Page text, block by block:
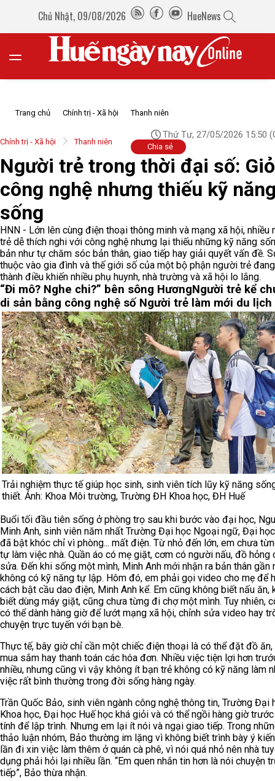
Chủ Nhật, 09/08/2026 HueNews
Trang chủ Chính trị - Xã hội Thanh niên
Chính trị - Xã hội Thanh niên
Thứ Tư, 27/05/2026 15:50
Chia sẻ
Người trẻ trong thời đại số:
công nghệ nhưng thiếu kỹ
sống
HNN - Lớn lên cùng điện thoại thông minh và mạng xã hội, nhiều
trẻ dễ thích nghi với công nghệ nhưng lại thiếu những kỹ năng
bản như tự chăm sóc bản thân, giao tiếp hay giải quyết vấn đề.
thuộc vào gia đình và thế giới số của một bộ phận người trẻ
thành điều khiến nhiều phụ huynh, nhà trường và xã hội lo lắng.
“Đi mô? Nghe chi?” bên sông HươngNgười trẻ kể
di sản bằng công nghệ số Người trẻ làm mới du lịch
Trải nghiệm thực tế giúp học sinh, sinh viên tích lũy kỹ năng
thiết. Ảnh: Khoa Môi trường, Trường ĐH Khoa học, ĐH Huế
Buổi tối đầu tiên sống ở phòng trọ sau khi bước vào đại học,
Minh Anh, sinh viên năm nhất Trường Đại học Ngoại ngữ, Đại
đã bật khóc chỉ vì phòng... mất điện. Từ nhỏ đến lớn, em chưa
tự làm việc nhà. Quần áo có mẹ giặt, cơm có người nấu, đồ hỏng
sửa. Đến khi sống một mình, Minh Anh mới nhận ra bản thân gần
không có kỹ năng tự lập. Hôm đó, em phải gọi video cho mẹ để
cách bật cầu dao điện, Minh Anh kể. Em cũng không biết nấu ăn,
biết dùng máy giặt, cũng chưa từng đi chợ một mình. Tuy nhiên,
có thể dành hàng giờ để lướt mạng xã hội, chỉnh sửa video hay
chuyện trực tuyến với bạn bè.
Thực tế, bây giờ chỉ cần một chiếc điện thoại là có thể đặt đồ ăn,
mua sắm hay thanh toán các hóa đơn. Nhiều việc tiện lợi hơn
nhiều, nhưng cũng vì vậy không ít bạn trẻ không có kỹ năng làm
việc rất bình thường trong đời sống hàng ngày.
Trần Quốc Bảo, sinh viên ngành công nghệ thông tin, Trường Đại
Khoa học, Đại học Huế học khá giỏi và có thể ngồi hàng giờ
tính để lập trình. Nhưng em lại ít nói và ngại giao tiếp. Trong
thảo luận nhóm, Bảo thường im lặng vì không biết trình bày ý
lần đi xin việc làm thêm ở quán cà phê, vì nói quá nhỏ nên nhà
dụng phải hỏi lại nhiều lần. “Em quen nhắn tin hơn là nói chuyện
tiếp”, Bảo thừa nhận.